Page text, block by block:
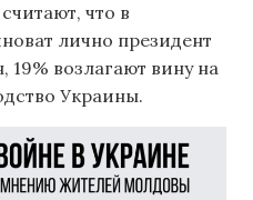
что в
лично президент
возлагают вину на
Украины.